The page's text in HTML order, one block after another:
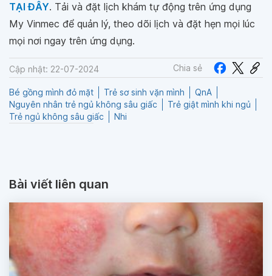
TẠI ĐÂY. Tải và đặt lịch khám tự động trên ứng dụng
My Vinmec để quản lý, theo dõi lịch và đặt hẹn mọi lúc
mọi nơi ngay trên ứng dụng.
Cập nhật: 22-07-2024 Chia sẻ
Bé gồng mình đỏ mặt Trẻ sơ sinh vặn mình
QnA
Nguyên nhân trẻ ngủ không sâu giấc
Trẻ giật mình khi ngủ
Trẻ ngủ không sâu giấc
Nhi
Bài viết liên quan